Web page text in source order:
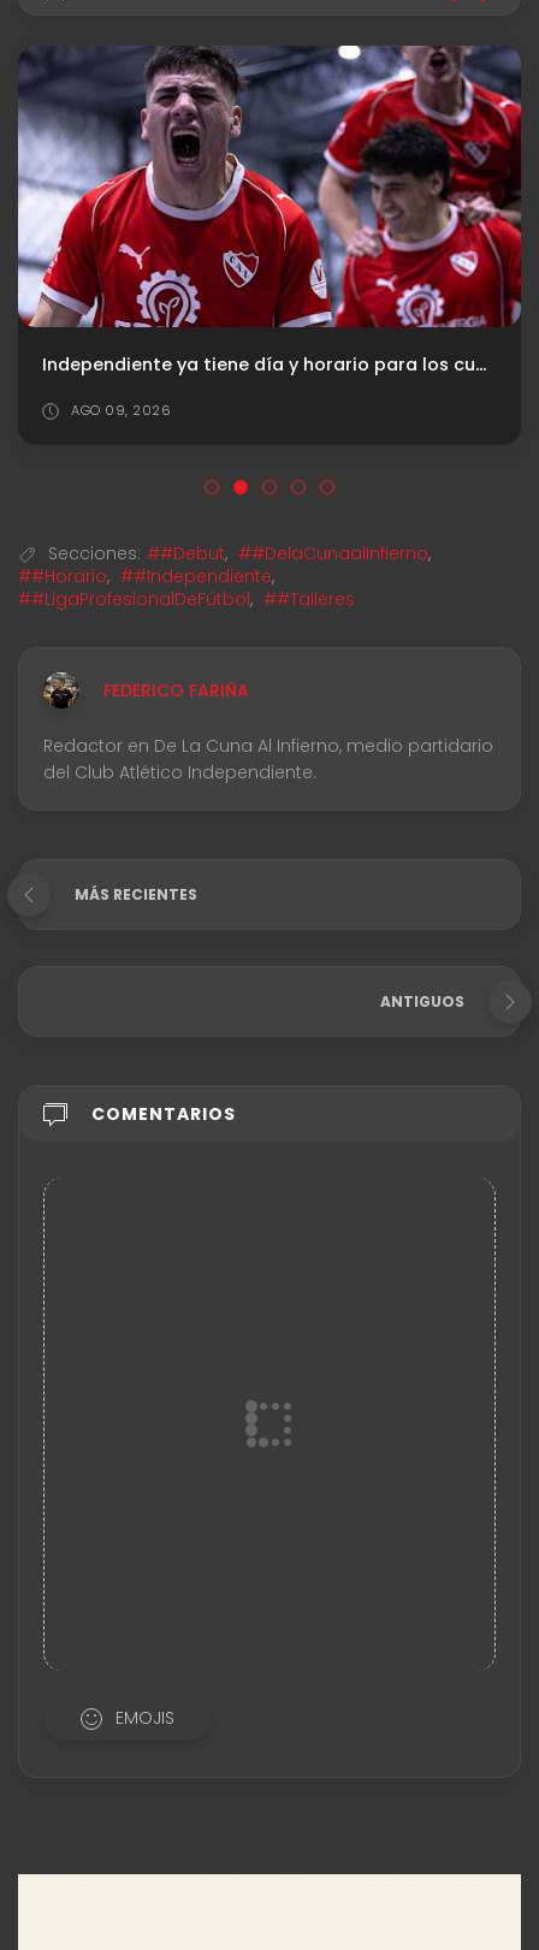
Independiente ya tiene día y horario para los cuartos de final de la Copa Argentina
AGO 09, 2026
Secciones: ##Debut, ##DelaCunaalInfierno,
##Horario, ##Independiente,
##LigaProfesionalDeFútbol, ##Talleres
FEDERICO FARIÑA
Redactor en De La Cuna Al Infierno, medio partidario
del Club Atlético Independiente.
MÁS RECIENTES
ANTIGUOS
COMENTARIOS
EMOJIS